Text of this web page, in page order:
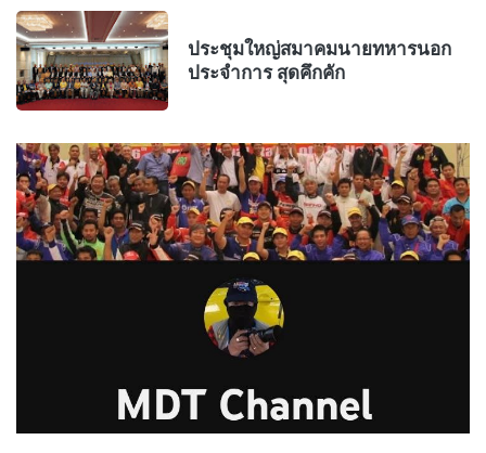
ประชุมใหญ่สมาคมนายทหารนอก
ประจำการ สุดคึกคัก